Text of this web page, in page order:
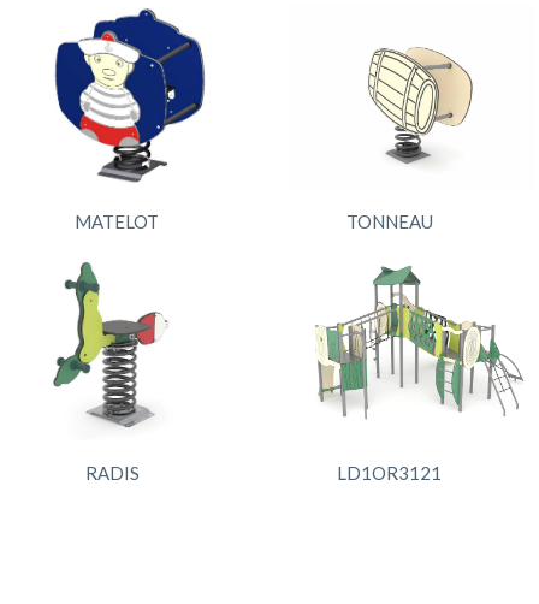
MATELOT TONNEAU
RADIS LD1OR3121